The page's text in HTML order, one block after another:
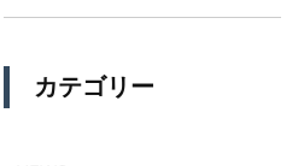
カテゴリー